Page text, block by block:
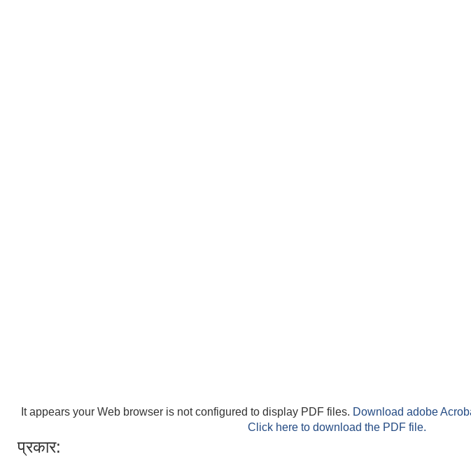
It appears your Web browser is not configured to display PDF files. Download adobe
Click here to download the PDF file.
प्रकार: